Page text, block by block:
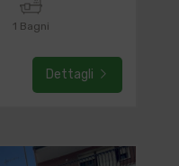
1 Bagni
Dettagli